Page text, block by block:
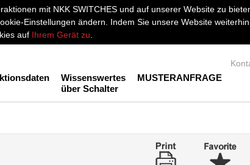
mit NKK SWITCHES und auf unserer Website zu
Einstellungen ändern. Indem Sie unsere Website
auf Ihrem Gerät zu
Wissenswertes
über Schalter
MUSTERANFRAGE